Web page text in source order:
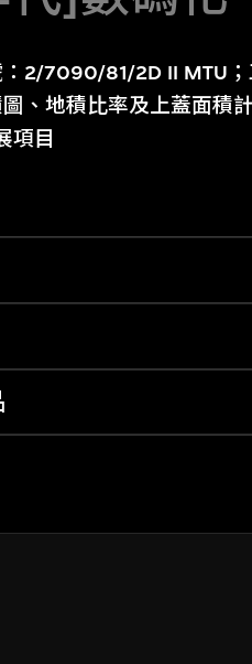
2/7090/81/2D II MTU
、地積比率及上蓋面積
項目